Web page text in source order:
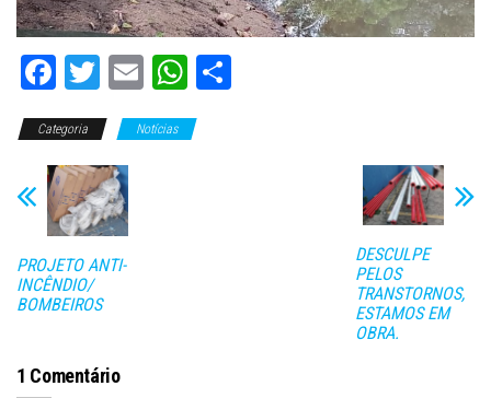
Fa
bo
ok
T
tt
er
E
ail
W
ts
Categoria Notícias
PROJETO ANTI-
INCÊNDIO/
BOMBEIROS
DESCULPE
PELOS
TRANSTORNOS,
ESTAMOS EM
OBRA.
1 Comentário